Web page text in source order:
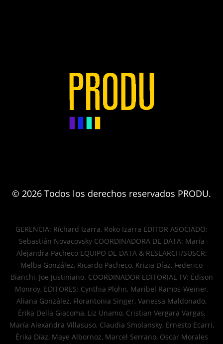
© 2026 Todos los derechos reservados PRODU.
GERENCIA: Ríchard Izarra, Roko Izarra EDITOR ASOCIADO:
Sebastián Novacovsky COORDINADORA DE DATA: María
Alejandra Pacheco EQUIPO DE DATA & RESEARCH/SUSCR:
Melba González, Ricardo Pacheco, Krizia Díaz, Federico
Bianchi, Joe Justiniano. COORDINADOR EDITORIAL TV: Édison
Monroy, EDITORES: Cynthia Plohn, Maribel Ramos-Weiner,
Aliana González, Florantonia Singer, Vanessa Maldonado,
Érika Della Giacoma, Liz Unamo, Cristian Vergara Vargas,
María Alexandra Villasuso, Claudia Smolansky, Ernesto Ecarri,
Érika Díaz, Maye Albornoz, Marcel Serrano, Oscar Morales